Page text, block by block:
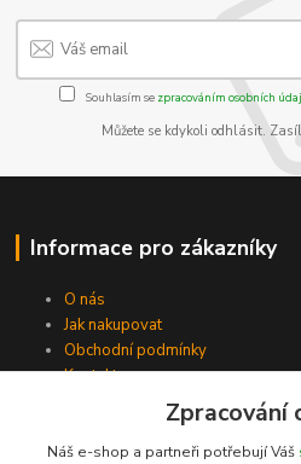
Souhlasím se zpracováním osobních
Můžete se kdykoli odhlásit.
Informace pro zákazníky
O nás
Jak nakupovat
Obchodní podmínky
Kontakty
Zpracování
Náš e-shop a partneři potřebují Váš